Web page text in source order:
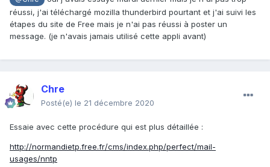
réussi, j'ai téléchargé mozilla thunderbird pourtant et j'ai suivi les
étapes du site de Free mais je n'ai pas réussi à poster un
message. (je n'avais jamais utilisé cette appli avant)
Chre
Posté(e) le 21 décembre 2020
Essaie avec cette procédure qui est plus détaillée :
http://normandietp.free.fr/cms/index.php/perfect/mail-
usages/nntp